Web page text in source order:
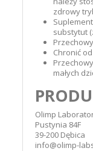
zdrowy
substytut
Chronić
małych
Olimp
Pustynia 84F
39-200 Dębica
info@olimp-